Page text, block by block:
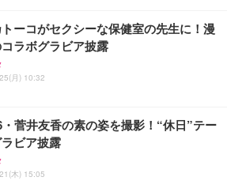
ーコがセクシーな保健室の先生に！漫
ラボグラビア披露
月) 10:32
菅井友香の素の姿を撮影！“休日”テー
ビア披露
木) 15:05